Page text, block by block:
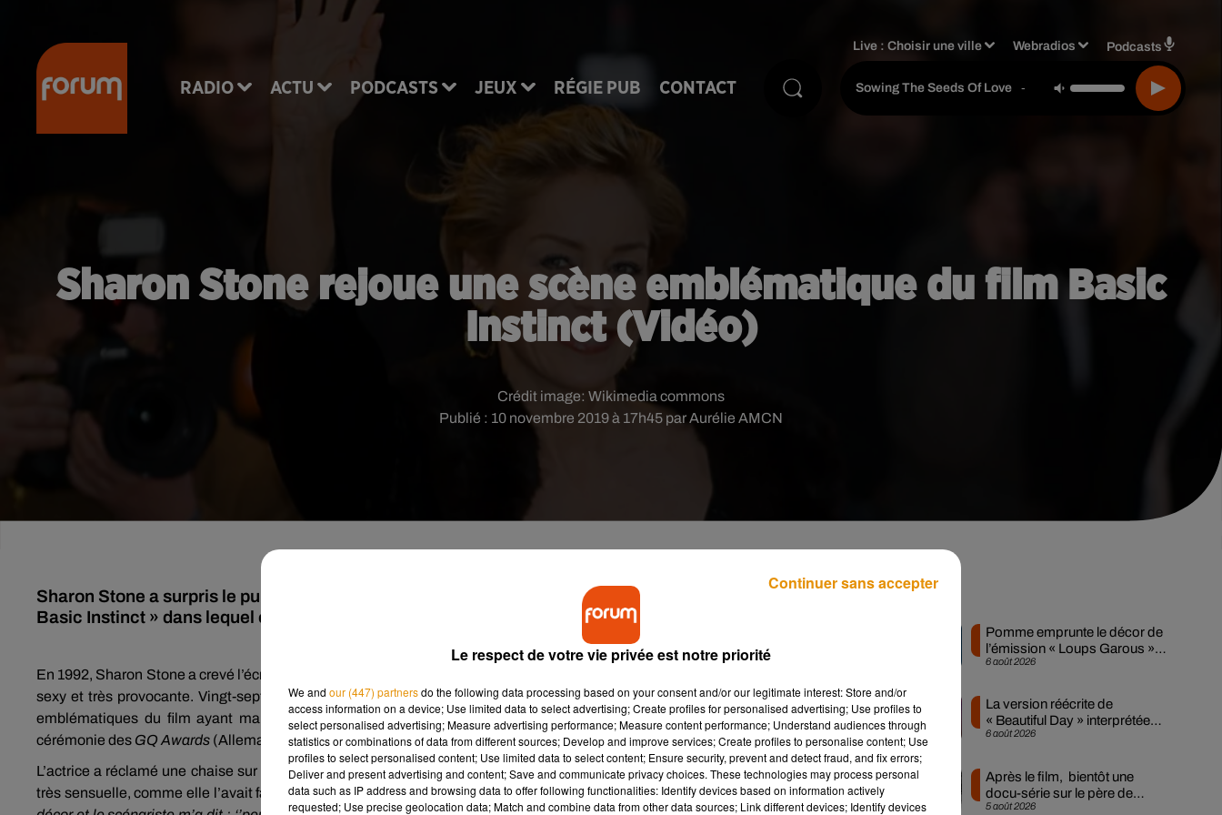
RADIO ACTU PODCASTS JEUX RÉGIE PUB CONTACT
Live :Choisir une ville Webradios Podcasts
Sowing The Seeds Of Love - Tears For Fears
Sharon Stone rejoue une scène emblématique du film Basic
Instinct (Vidéo)
Publié : 10 novembre 2019 à 17h45 par Aurélie AMCN
Crédit image: Wikimedia commons
Sharon Stone a surpris le public d'une remise de prix en rejouant une scène emblématique du film «
Basic Instinct » dans lequel elle incarnait une femme sexy et provocante. Regardez !
En 1992, Sharon Stone a crevé l’écran en interprétant le rôle de Catherine Tramell dans
sexy et très provocante. Vingt-sept ans plus tard, la star désormais âgée de 61 ans a décidé de rejouer l’une des scènes
emblématiques du film ayant marqué sa carrière cinématographie. Cela s’est passé le 7 novembre dernier lors de la
cérémonie des GQ Awards (Allemagne) où elle a reçu le prix de « Femme de l’année ».
L’actrice a réclamé une chaise sur laquelle elle s’est ensuite assise, au milieu de la scène, et a croisé ses jambes de façon
très sensuelle, comme elle l’avait fait dans le scénario deBasic Instinct. «Il y a quelques années, je me suis assise dans un
Musique
6 août 2026
Pomme emprunte le décor de
l’émission « Loups Garous »
pour son...
6 août 2026
La version réécrite de
« Beautiful Day » interprétée
lors des...
5 août 2026
Après le film, bientôt une
docu-série sur le père de
Michael Jackson
Le respect de votre vie privée est notre priorité
We and our (447) partnersdo the following data processing based on your consent and/or our legitimate interest: Store and/or
access information on a device; Use limited data to select advertising; Create profiles for personalised advertising; Use profiles to
select personalised advertising; Measure advertising performance; Measure content performance; Understand audiences through
statistics or combinations of data from different sources; Develop and improve services; Create profiles to personalise content; Use
profiles to select personalised content; Use limited data to select content; Ensure security, prevent and detect fraud, and fix errors;
Deliver and present advertising and content; Save and communicate privacy choices. These technologies may process personal
data such as IP address and browsing data to offer following functionalities: Identify devices based on information actively
requested; Use precise geolocation data; Match and combine data from other data sources; Link different devices; Identify devices
Continuer sans accepter